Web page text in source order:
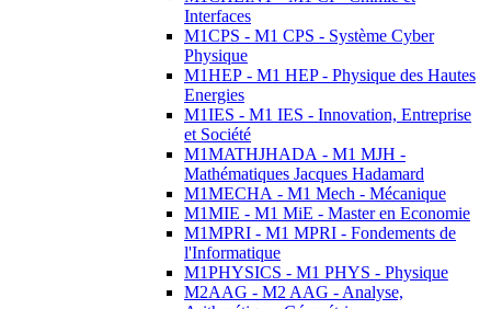
Interfaces
M1CPS - M1 CPS - Système Cyber
Physique
M1HEP - M1 HEP - Physique des Hautes
Energies
M1IES - M1 IES - Innovation, Entreprise
et Société
M1MATHJHADA - M1 MJH -
Mathématiques Jacques Hadamard
M1MECHA - M1 Mech - Mécanique
M1MIE - M1 MiE - Master en Economie
M1MPRI - M1 MPRI - Fondements de
l'Informatique
M1PHYSICS - M1 PHYS - Physique
M2AAG - M2 AAG - Analyse,